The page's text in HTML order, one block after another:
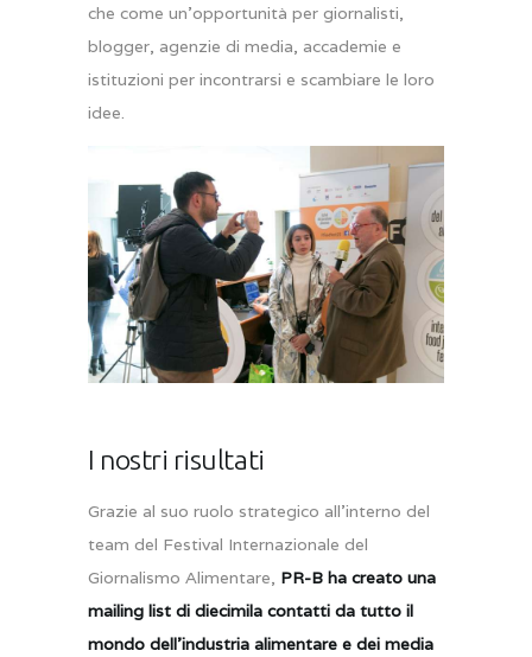
che come un’opportunità per giornalisti,
blogger, agenzie di media, accademie e
istituzioni per incontrarsi e scambiare le loro
idee.
I nostri risultati
Grazie al suo ruolo strategico all’interno del
team del Festival Internazionale del
Giornalismo Alimentare, PR-B ha creato una
mailing list di diecimila contatti da tutto il
mondo dell’industria alimentare e dei media